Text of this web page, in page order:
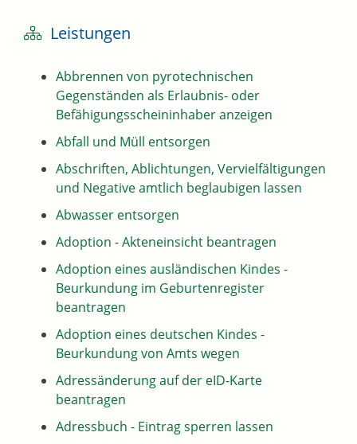
Leistungen
Abbrennen von pyrotechnischen
Gegenständen als Erlaubnis- oder
Befähigungsscheininhaber anzeigen
Abfall und Müll entsorgen
Abschriften, Ablichtungen, Vervielfältigungen
und Negative amtlich beglaubigen lassen
Abwasser entsorgen
Adoption - Akteneinsicht beantragen
Adoption eines ausländischen Kindes -
Beurkundung im Geburtenregister
beantragen
Adoption eines deutschen Kindes -
Beurkundung von Amts wegen
Adressänderung auf der eID-Karte
beantragen
Adressbuch - Eintrag sperren lassen